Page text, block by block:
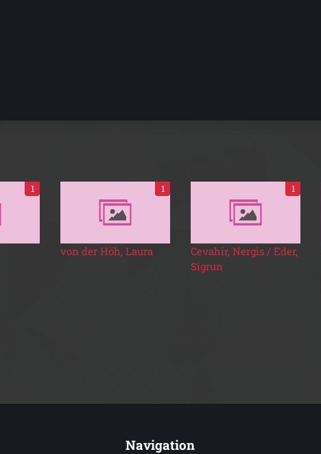
1 1
von der Höh, Laura
1
Cevahir, Nergis / Eder,
Sigrun
Navigation